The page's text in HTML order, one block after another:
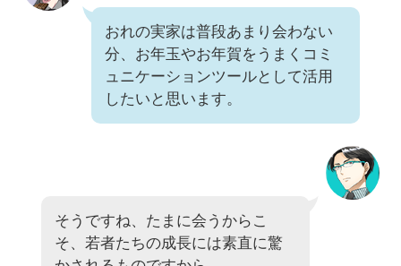
おれの実家は普段あまり会わない
分、お年玉やお年賀をうまくコミ
ュニケーションツールとして活用
したいと思います。
そうですね、たまに会うからこ
そ、若者たちの成長には素直に驚